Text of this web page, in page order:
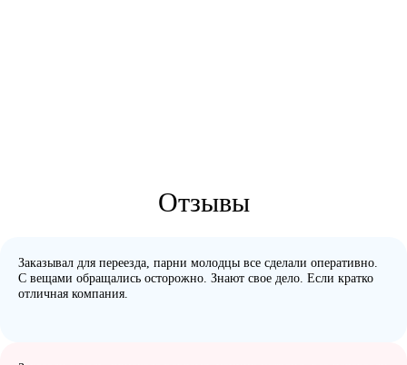
Отзывы
Заказывал для переезда, парни молодцы все сделали оперативно.
С вещами обращались осторожно. Знают свое дело. Если кратко
отличная компания.